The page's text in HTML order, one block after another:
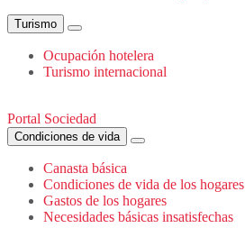
Turismo
Ocupación hotelera
Turismo internacional
Portal Sociedad
Condiciones de vida
Canasta básica
Condiciones de vida de los hogares
Gastos de los hogares
Necesidades básicas insatisfechas